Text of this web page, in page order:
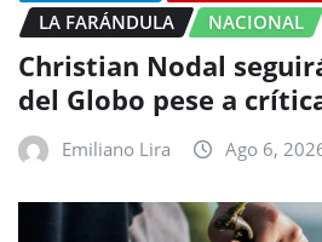
LA FARÁNDULA
NACIONAL
Christian Nodal
del Globo pese a
Emiliano Lira Ago 6,